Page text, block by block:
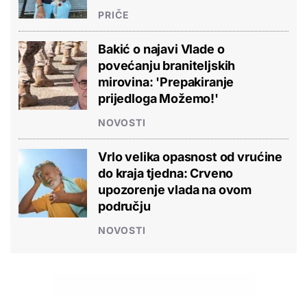
PRIČE
Bakić o najavi Vlade o
povećanju braniteljskih
mirovina: 'Prepakiranje
prijedloga Možemo!'
NOVOSTI
Vrlo velika opasnost od vrućine
do kraja tjedna: Crveno
upozorenje vlada na ovom
području
NOVOSTI